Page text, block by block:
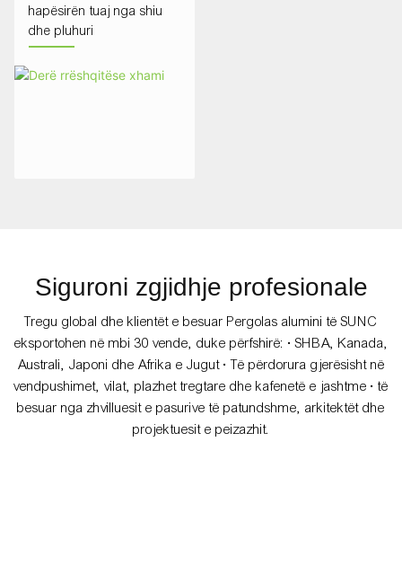
hapësirën tuaj nga shiu
dhe pluhuri
Siguroni zgjidhje profesionale
Tregu global dhe klientët e besuar Pergolas alumini të SUNC
eksportohen në mbi 30 vende, duke përfshirë: • SHBA, Kanada,
Australi, Japoni dhe Afrika e Jugut • Të përdorura gjerësisht në
vendpushimet, vilat, plazhet tregtare dhe kafenetë e jashtme • të
besuar nga zhvilluesit e pasurive të patundshme, arkitektët dhe
projektuesit e peizazhit.